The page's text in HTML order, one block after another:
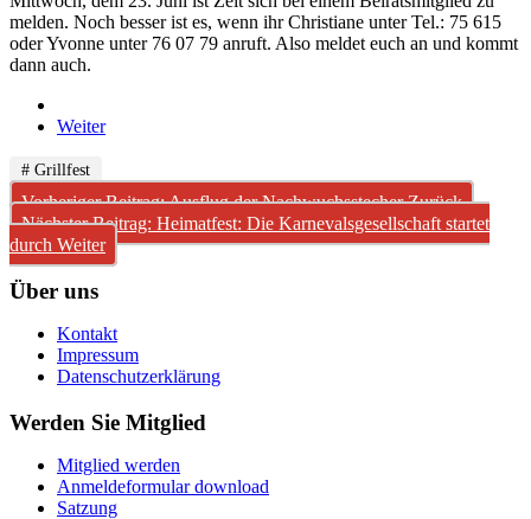
melden. Noch besser ist es, wenn ihr Christiane unter Tel.: 75 615
oder Yvonne unter 76 07 79 anruft. Also meldet euch an und kommt
dann auch.
Weiter
# Grillfest
Vorheriger Beitrag: Ausflug der NachwuchsstecherZurück
Nächster Beitrag: Heimatfest: Die Karnevalsgesellschaft startet
durch Weiter
Über uns
Kontakt
Impressum
Datenschutzerklärung
Werden Sie Mitglied
Mitglied werden
Anmeldeformular download
Satzung